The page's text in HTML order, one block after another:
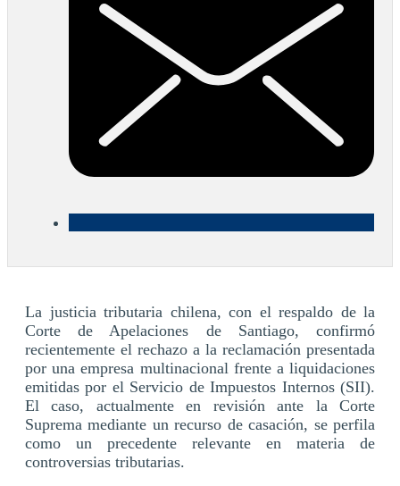
La justicia tributaria chilena, con el respaldo de la
Corte de Apelaciones de Santiago, confirmó
recientemente el rechazo a la reclamación presentada
por una empresa multinacional frente a liquidaciones
emitidas por el Servicio de Impuestos Internos (SII).
El caso, actualmente en revisión ante la Corte
Suprema mediante un recurso de casación, se perfila
como un precedente relevante en materia de
controversias tributarias.